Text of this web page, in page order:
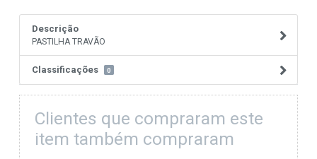
Descrição
PASTILHA TRAVÃO
Classificações 0
Clientes que compraram este
item também compraram